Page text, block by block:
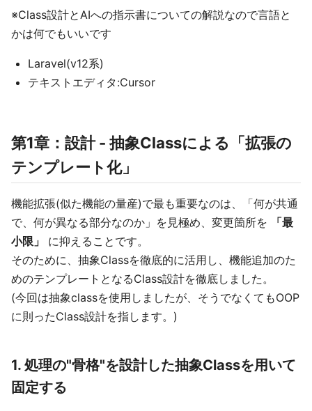
※Class設計とAIへの指示書についての解説なので言語と
かは何でもいいです
Laravel(v12系)
テキストエディタ:Cursor
第1章：設計 - 抽象Classによる「拡張の
テンプレート化」
機能拡張(似た機能の量産)で最も重要なのは、「何が共通
で、何が異なる部分なのか」を見極め、変更箇所を
「最
小限」
に抑えることです。
そのために、抽象Classを徹底的に活用し、機能追加のた
めのテンプレートとなるClass設計を徹底しました。
(今回は抽象classを使用しましたが、そうでなくてもOOP
に則ったClass設計を指します。)
1. 処理の"骨格"を設計した抽象Classを用いて
固定する